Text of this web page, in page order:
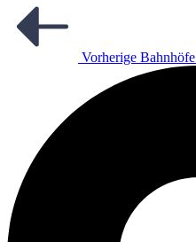
Vorherige Bahnhöfe